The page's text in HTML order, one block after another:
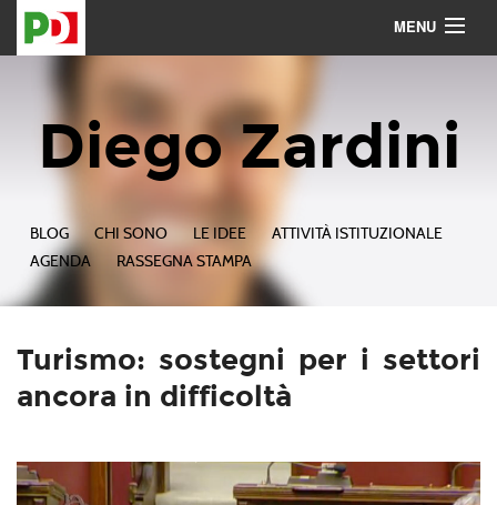
MENU
Diego Zardini
BLOG CHI SONO LE IDEE
ATTIVITÀ ISTITUZIONALE
AGENDA
RASSEGNA STAMPA
Turismo: sostegni per i settori
ancora in difficoltà